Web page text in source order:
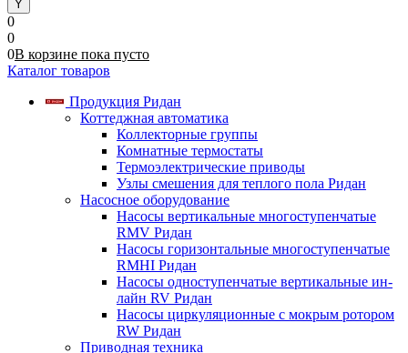
0
0
0В корзине пока пусто
Каталог товаров
Продукция Ридан
Коттеджная автоматика
Коллекторные группы
Комнатные термостаты
Термоэлектрические приводы
Узлы смешения для теплого пола Ридан
Насосное оборудование
Насосы вертикальные многоступенчатые
RMV Ридан
Насосы горизонтальные многоступенчатые
RMHI Ридан
Насосы одноступенчатые вертикальные ин-
лайн RV Ридан
Насосы циркуляционные с мокрым ротором
RW Ридан
Приводная техника